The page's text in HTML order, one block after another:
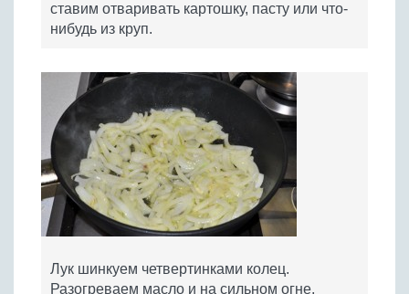
ставим отваривать картошку, пасту или что-
нибудь из круп.
Лук шинкуем четвертинками колец.
Разогреваем масло и на сильном огне,